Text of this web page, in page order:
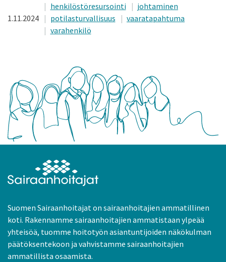
1.11.2024
henkilöstöresursointi
johtaminen
potilasturvallisuus
vaaratapahtuma
varahenkilö
Suomen Sairaanhoitajat on sairaanhoitajien ammatillinen
koti. Rakennamme sairaanhoitajien ammatistaan ylpeää
yhteisöä, tuomme hoitotyön asiantuntijoiden näkökulman
päätöksentekoon ja vahvistamme sairaanhoitajien
ammatillista osaamista.